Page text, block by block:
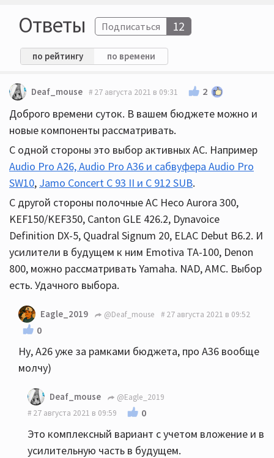
Ответы Подписаться 12
по рейтингу по времени
Deaf_mouse 27 августа 2021 в 09:31 2
Доброго времени суток. В вашем бюджете можно и
новые компоненты рассматривать.
С одной стороны это выбор активных АС. Например
Audio Pro A26, Audio Pro A36 и сабвуфера Audio Pro
SW10, Jamo Concert С 93 II и С 912 SUB.
С другой стороны полочные АС Heco Aurora 300,
KEF150/KEF350, Canton GLE 426.2, Dynavoice
Definition DX-5, Quadral Signum 20, ELAC Debut B6.2. И
усилители в будущем к ним Emotiva TA-100, Denon
800, можно рассматривать Yamaha. NAD, AMC. Выбор
есть. Удачного выбора.
Eagle_2019 @Deaf_mouse 27 августа 2021 в 09:52
0
Ну, А26 уже за рамками бюджета, про А36 вообще
молчу)
Deaf_mouse
@Eagle_2019
27 августа 2021 в 09:59
0
Это комплексный вариант с учетом вложение и в
усилительную часть в будущем.